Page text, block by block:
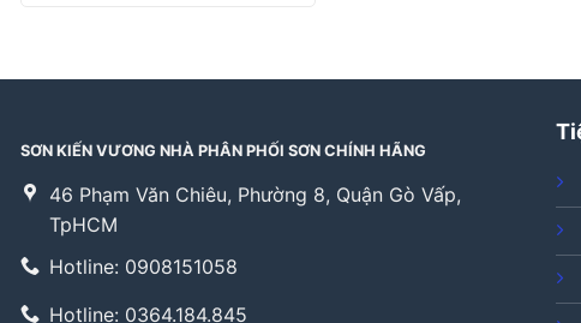
SƠN KIẾN VƯƠNG NHÀ PHÂN PHỐI SƠN CHÍNH HÃNG
46 Phạm Văn Chiêu, Phường 8, Quận Gò Vấp,
TpHCM
Hotline: 0908151058
Hotline: 0364.184.845